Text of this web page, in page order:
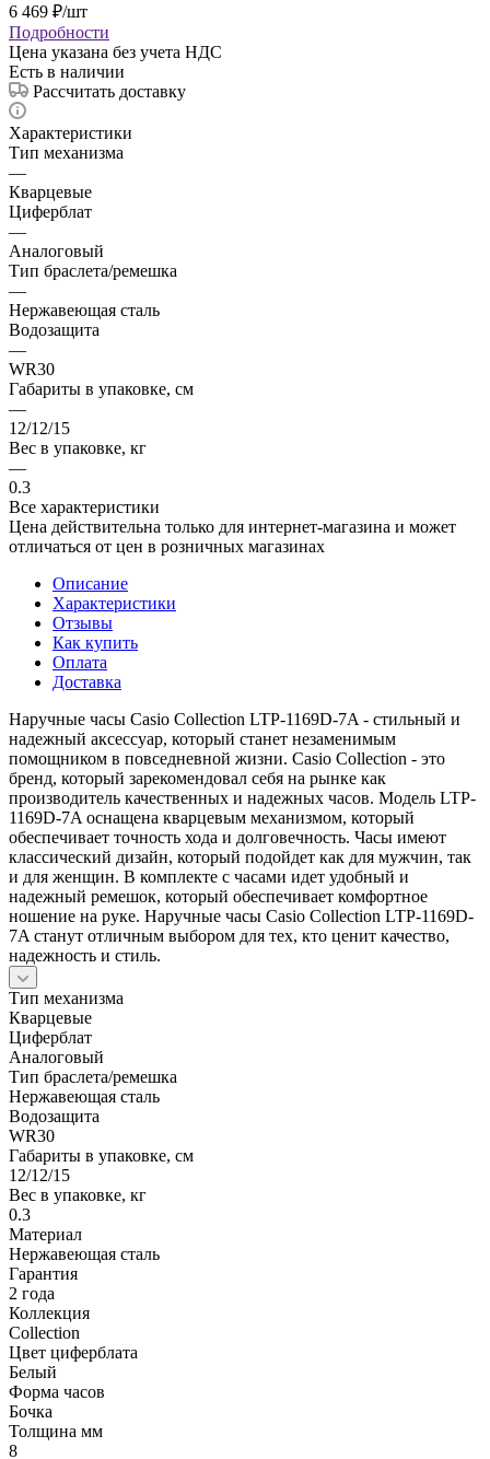
6 469 ₽/шт
Подробности
Цена указана без учета НДС
Есть в наличии
Рассчитать доставку
Характеристики
Тип механизма
—
Кварцевые
Циферблат
—
Аналоговый
Тип браслета/ремешка
—
Нержавеющая сталь
Водозащита
—
WR30
Габариты в упаковке, см
—
12/12/15
Вес в упаковке, кг
—
0.3
Все характеристики
Цена действительна только для интернет-магазина и может
отличаться от цен в розничных магазинах
Описание
Характеристики
Отзывы
Как купить
Оплата
Доставка
Наручные часы Casio Collection LTP-1169D-7A - стильный и
надежный аксессуар, который станет незаменимым
помощником в повседневной жизни. Casio Collection - это
бренд, который зарекомендовал себя на рынке как
производитель качественных и надежных часов. Модель LTP-
1169D-7A оснащена кварцевым механизмом, который
обеспечивает точность хода и долговечность. Часы имеют
классический дизайн, который подойдет как для мужчин, так
и для женщин. В комплекте с часами идет удобный и
надежный ремешок, который обеспечивает комфортное
ношение на руке. Наручные часы Casio Collection LTP-1169D-
7A станут отличным выбором для тех, кто ценит качество,
надежность и стиль.
Тип механизма
Кварцевые
Циферблат
Аналоговый
Тип браслета/ремешка
Нержавеющая сталь
Водозащита
WR30
Габариты в упаковке, см
12/12/15
Вес в упаковке, кг
0.3
Материал
Нержавеющая сталь
Гарантия
2 года
Коллекция
Collection
Цвет циферблата
Белый
Форма часов
Бочка
Толщина мм
8